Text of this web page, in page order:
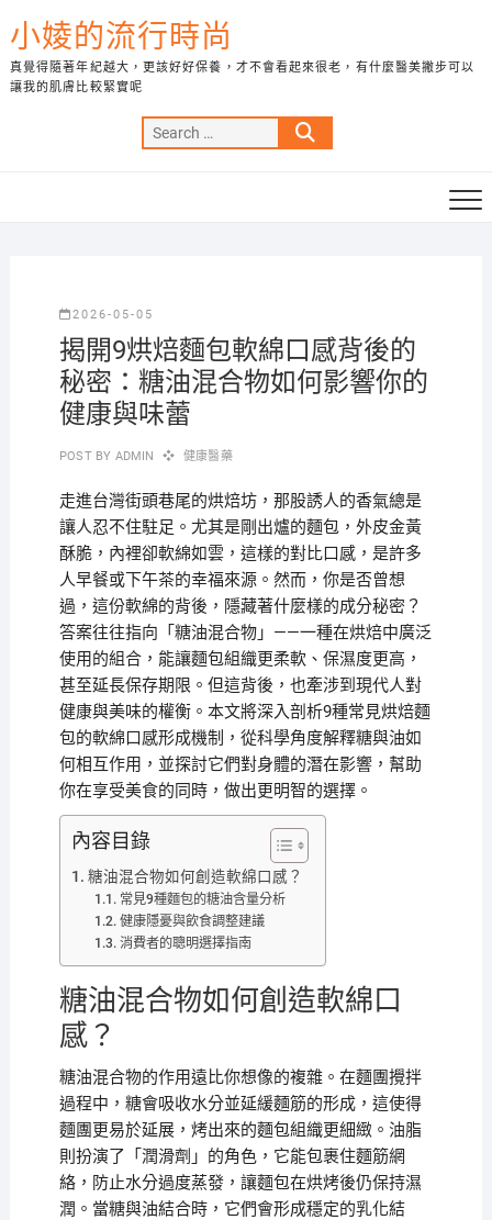
to
content
小婈的流行時尚
真覺得隨著年紀越大，更該好好保養，才不會看起來很老，有什麼醫美撇步可以
讓我的肌膚比較緊實呢
Search
…
2026-05-05
揭開9烘焙麵包軟綿口感背後的
秘密：糖油混合物如何影響你的
健康與味蕾
POST BY ADMIN 健康醫藥
走進台灣街頭巷尾的烘焙坊，那股誘人的香氣總是
讓人忍不住駐足。尤其是剛出爐的麵包，外皮金黃
酥脆，內裡卻軟綿如雲，這樣的對比口感，是許多
人早餐或下午茶的幸福來源。然而，你是否曾想
過，這份軟綿的背後，隱藏著什麼樣的成分秘密？
答案往往指向「糖油混合物」——一種在烘焙中廣泛
使用的組合，能讓麵包組織更柔軟、保濕度更高，
甚至延長保存期限。但這背後，也牽涉到現代人對
健康與美味的權衡。本文將深入剖析9種常見烘焙麵
包的軟綿口感形成機制，從科學角度解釋糖與油如
何相互作用，並探討它們對身體的潛在影響，幫助
你在享受美食的同時，做出更明智的選擇。
內容目錄
糖油混合物如何創造軟綿口感？
常見9種麵包的糖油含量分析
健康隱憂與飲食調整建議
消費者的聰明選擇指南
糖油混合物如何創造軟綿口
感？
糖油混合物的作用遠比你想像的複雜。在麵團攪拌
過程中，糖會吸收水分並延緩麵筋的形成，這使得
麵團更易於延展，烤出來的麵包組織更細緻。油脂
則扮演了「潤滑劑」的角色，它能包裹住麵筋網
絡，防止水分過度蒸發，讓麵包在烘烤後仍保持濕
潤。當糖與油結合時，它們會形成穩定的乳化結